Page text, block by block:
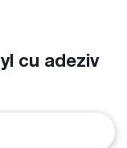
cu adeziv